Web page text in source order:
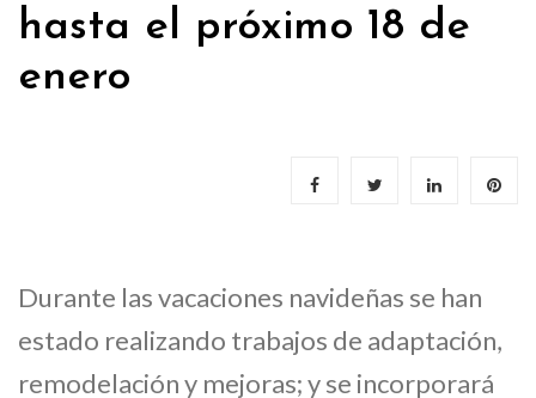
hasta el próximo 18 de
enero
Durante las vacaciones navideñas se han
estado realizando trabajos de adaptación,
remodelación y mejoras; y se incorporará